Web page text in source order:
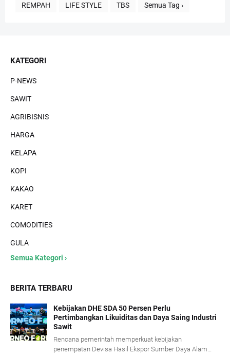
REMPAH LIFE STYLE TBS Semua Tag ›
KATEGORI
P-NEWS
SAWIT
AGRIBISNIS
HARGA
KELAPA
KOPI
KAKAO
KARET
COMODITIES
GULA
Semua Kategori ›
BERITA TERBARU
Kebijakan DHE SDA 50 Persen Perlu
Pertimbangkan Likuiditas dan Daya Saing Industri
Sawit
Rencana pemerintah memperkuat kebijakan
penempatan Devisa Hasil Ekspor Sumber Daya Alam